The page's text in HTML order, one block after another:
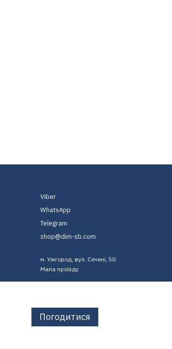
Viber
WhatsApp
Telegram
shop@dim-sb.com
м. Ужгород, вул. Сечені, 50
Мапа проїзду
Погодитися